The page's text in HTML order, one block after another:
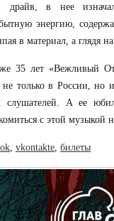
драйв, в нее
энергию,
в материал, а глядя
35 лет «Вежливый
не только в России, но
слушателей. А ее
с этой музыкой
, vkontakte, билеты